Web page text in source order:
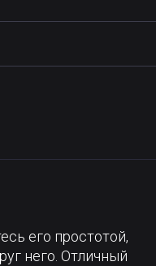
его простотой,
него. Отличный